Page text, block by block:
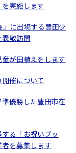
を実施します
に出場する豊田少
表敬訪問
が田植えをします
催について
優勝した豊田市在
る「お祝いブッ
を募集します